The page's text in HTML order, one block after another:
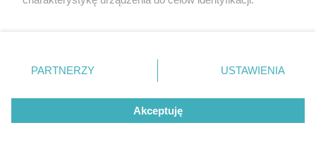
MUZYKA
"ESKA Hity na Czasie" – playlista,
zmienić/wycofać klikając przycisk ustawień prywatności
znajdujący się w lewym dolnym rogu strony
rodzaje przetwarzania danych nie wymagają zgody
użytkownika, ale masz prawo sprzeciwić się takiemu
przetwarzaniu. Preferencje będą miały zastosowanie tylko
PARTNERZY USTAWIENIA
Akceptuję